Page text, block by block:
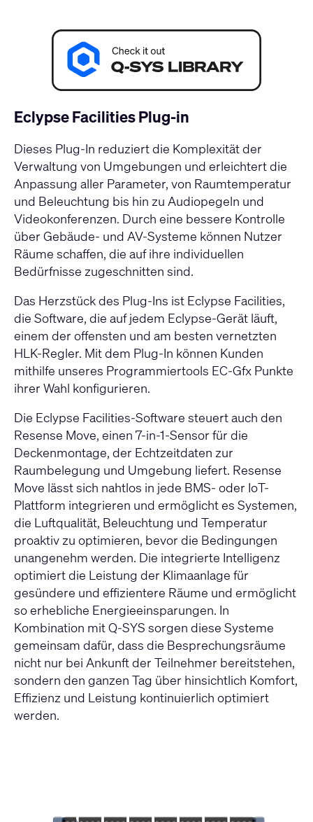
Eclypse Facilities Plug-in
Dieses Plug-In reduziert die Komplexität der
Verwaltung von Umgebungen und erleichtert die
Anpassung aller Parameter, von Raumtemperatur
und Beleuchtung bis hin zu Audiopegeln und
Videokonferenzen. Durch eine bessere Kontrolle
über Gebäude- und AV-Systeme können Nutzer
Räume schaffen, die auf ihre individuellen
Bedürfnisse zugeschnitten sind.
Das Herzstück des Plug-Ins ist Eclypse Facilities,
die Software, die auf jedem Eclypse-Gerät läuft,
einem der offensten und am besten vernetzten
HLK-Regler. Mit dem Plug-In können Kunden
mithilfe unseres Programmiertools EC-Gfx Punkte
ihrer Wahl konfigurieren.
Die Eclypse Facilities-Software steuert auch den
Resense Move, einen 7-in-1-Sensor für die
Deckenmontage, der Echtzeitdaten zur
Raumbelegung und Umgebung liefert. Resense
Move lässt sich nahtlos in jede BMS- oder IoT-
Plattform integrieren und ermöglicht es Systemen,
die Luftqualität, Beleuchtung und Temperatur
proaktiv zu optimieren, bevor die Bedingungen
unangenehm werden. Die integrierte Intelligenz
optimiert die Leistung der Klimaanlage für
gesündere und effizientere Räume und ermöglicht
so erhebliche Energieeinsparungen. In
Kombination mit Q-SYS sorgen diese Systeme
gemeinsam dafür, dass die Besprechungsräume
nicht nur bei Ankunft der Teilnehmer bereitstehen,
sondern den ganzen Tag über hinsichtlich Komfort,
Effizienz und Leistung kontinuierlich optimiert
werden.